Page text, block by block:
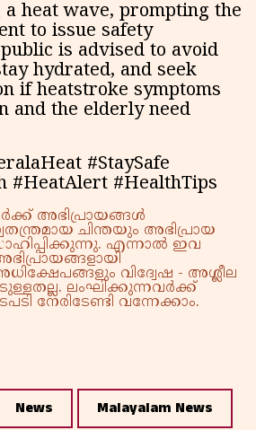
heat wave, prompting the
to issue safety
is advised to avoid
hydrated, and seek
if heatstroke symptoms
and the elderly need
#StaySafe
#HeatAlert #HealthTips
അഭിപ്രായങ്ങൾ
ചിന്തയും അഭിപ്രായ
എന്നാൽ ഇവ
വിദ്വേഷ - അശ്ലീല
ലംഘിക്കുന്നവർക്ക്
നേരിടേണ്ടി വന്നേക്കാം.
News Malayalam News